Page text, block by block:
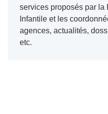
services proposés par la
Infantile et les
agences, actualités,
etc.